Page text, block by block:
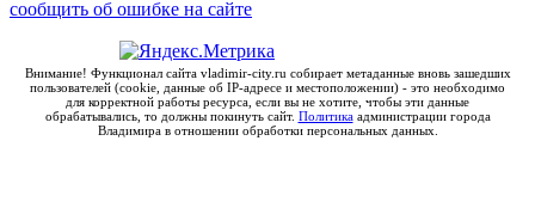
сообщить об ошибке на сайте
Внимание! Функционал сайта vladimir-city.ru собирает метаданные вновь зашедших
пользователей (cookie, данные об IP-адресе и местоположении) - это необходимо
для корректной работы ресурса, если вы не хотите, чтобы эти данные
обрабатывались, то должны покинуть сайт. Политикаадминистрации города
Владимира в отношении обработки персональных данных.